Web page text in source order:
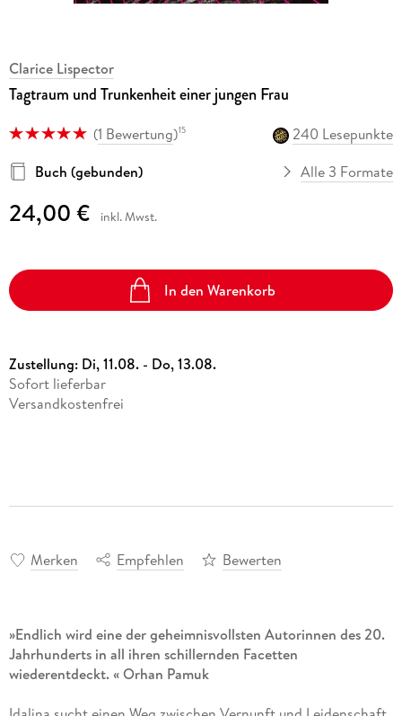
Clarice Lispector
Tagtraum und Trunkenheit einer jungen Frau
(1 Bewertung)15
240 Lesepunkte
Buch (gebunden)
Alle 3 Formate
24,00 € inkl. Mwst.
In den Warenkorb
Zustellung: Di, 11.08. - Do, 13.08.
Sofort lieferbar
Versandkostenfrei
Merken Empfehlen Bewerten
»Endlich wird eine der geheimnisvollsten Autorinnen des 20.
Jahrhunderts in all ihren schillernden Facetten
wiederentdeckt. « Orhan Pamuk